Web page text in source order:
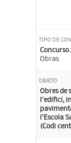
TIPO DE
Concurso.
Obras
OBJETO
Obres de
l'edifici,
l'Escola
(Codi